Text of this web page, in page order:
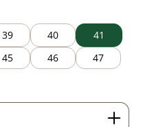
39 40
41
45 46
47
desired amount or